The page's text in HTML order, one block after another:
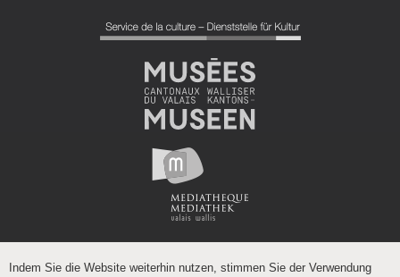
Indem Sie die Website weiterhin nutzen, stimmen Sie der Verwendung